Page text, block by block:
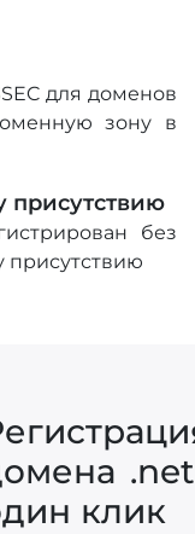
для доменов
зону в
присутствию
без
присутствию
клик